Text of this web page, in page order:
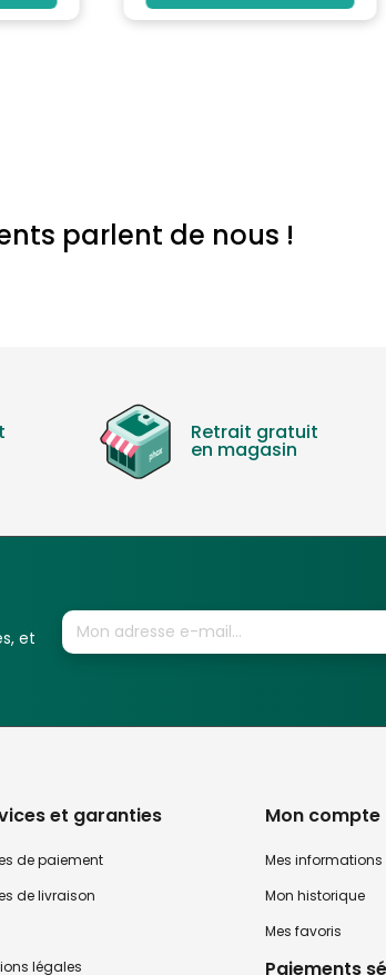
parlent de nous !
Retrait gratuit
en magasin
et
et garanties
de paiement
de livraison
légales
Mon compte
Mes informations
Mon historique
Mes favoris
Paiements